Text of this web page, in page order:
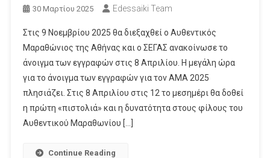
30 Μαρτίου 2025 Edessaiki Team
Στις 9 Νοεμβρίου 2025 θα διεξαχθεί ο Αυθεντικός
Μαραθώνιος της Αθήνας και ο ΣΕΓΑΣ ανακοίνωσε το
άνοιγμα των εγγραφών στις 8 Απριλίου. Η μεγάλη ώρα
για το άνοιγμα των εγγραφών για τον ΑΜΑ 2025
πλησιάζει. Στις 8 Απριλίου στις 12 το μεσημέρι θα δοθεί
η πρώτη «πιστολιά» και η δυνατότητα στους φίλους του
Αυθεντικού Μαραθωνίου […]
Continue Reading